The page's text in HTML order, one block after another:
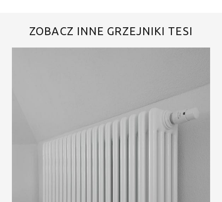
ZOBACZ INNE GRZEJNIKI TESI